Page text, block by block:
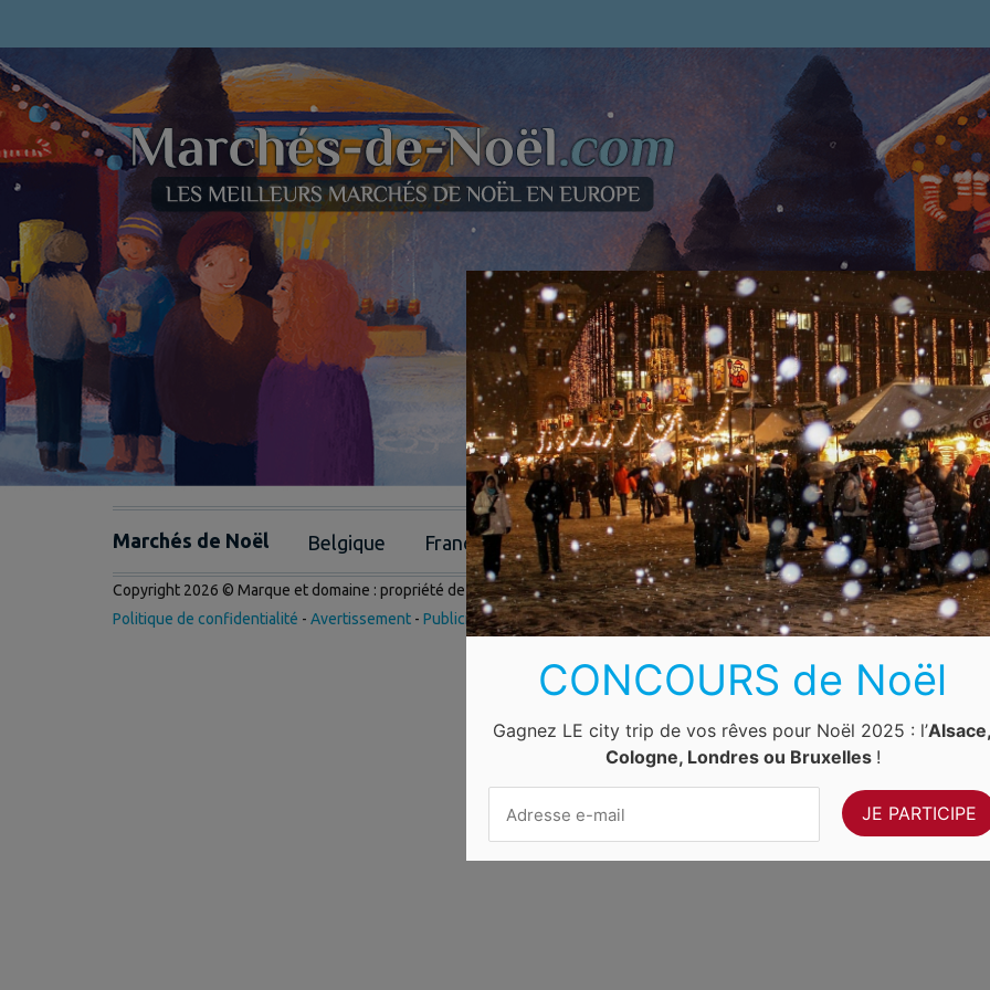
Marchés de Noël Belgique France Luxembourg Allemagne Pays-Bas Suisse
Copyright 2026 © Marque et domaine : propriété deInternet Ventures. Site web géré parVolo Media.
Politique de confidentialité - Avertissement - Publicité-Contact-Newsletter
CONCOURS de Noël
Gagnez LE city trip de vos rêves pour Noël 2025 : l’
Cologne, Londres ou Bruxelles !